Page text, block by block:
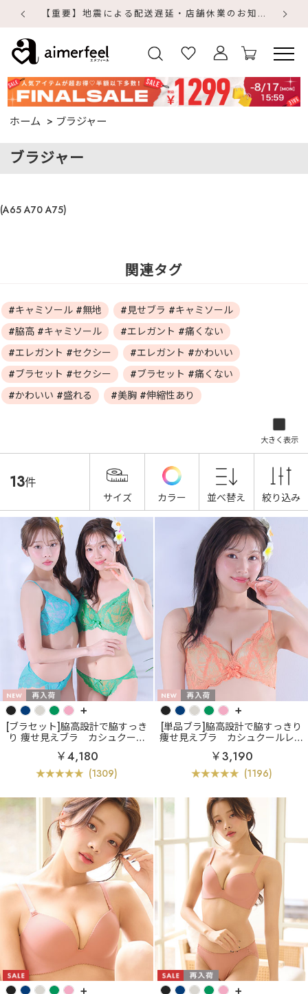
【重要】地震による配送遅延・店舗休業のお知らせ
ホーム ブラジャー
ブラジャー
A65 A70 A75
関連タグ
#キャミソール #無地
#見せブラ #キャミソール
#脇高 #キャミソール
#エレガント #痛くない
#エレガント #セクシー
#エレガント #かわいい
#ブラセット #セクシー
#ブラセット #痛くない
#かわいい #盛れる
#美胸 #伸縮性あり
13件
絞り込み
カラー
サイズ 並べ替え
大きく表示
+
[ブラセット]脇高設計で脇すっき
り 痩せ見えブラ
カシュクール
レース脇高ブラ(R) ブラジャー&
ショーツ
￥4,180
(1309)
+
[単品ブラ]脇高設計で脇すっきり
痩せ見えブラ
カシュクールレー
ス脇高ブラ(R) 単品ブラジャー
￥3,190
(1196)
+ +